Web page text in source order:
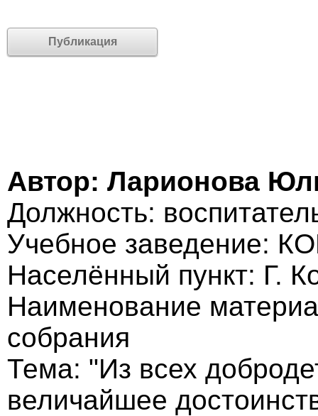
Публикация
Автор: Ларионова
Должность:
Учебное заведение:
Населённый пункт: Г.
Наименование
собрания
Тема: "Из всех
величайшее